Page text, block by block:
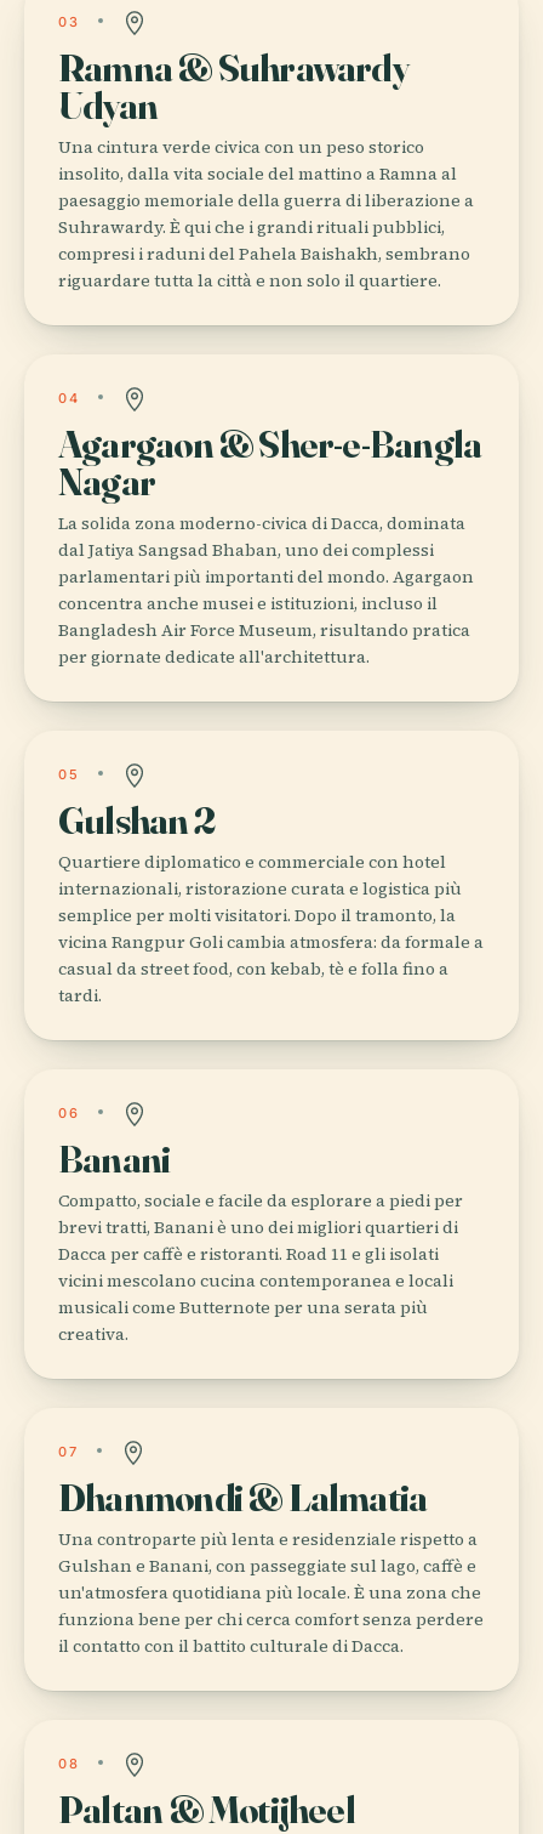
03
Ramna & Suhrawardy
Udyan
Una cintura verde civica con un peso storico
insolito, dalla vita sociale del mattino a Ramna al
paesaggio memoriale della guerra di liberazione a
Suhrawardy. È qui che i grandi rituali pubblici,
compresi i raduni del Pahela Baishakh, sembrano
riguardare tutta la città e non solo il quartiere.
04
Agargaon & Sher-e-Bangla
Nagar
La solida zona moderno-civica di Dacca, dominata
dal Jatiya Sangsad Bhaban, uno dei complessi
parlamentari più importanti del mondo. Agargaon
concentra anche musei e istituzioni, incluso il
Bangladesh Air Force Museum, risultando pratica
per giornate dedicate all'architettura.
05
Gulshan 2
Quartiere diplomatico e commerciale con hotel
internazionali, ristorazione curata e logistica più
semplice per molti visitatori. Dopo il tramonto, la
vicina Rangpur Goli cambia atmosfera: da formale a
casual da street food, con kebab, tè e folla fino a
tardi.
06
Banani
Compatto, sociale e facile da esplorare a piedi per
brevi tratti, Banani è uno dei migliori quartieri di
Dacca per caffè e ristoranti. Road 11 e gli isolati
vicini mescolano cucina contemporanea e locali
musicali come Butternote per una serata più
creativa.
07
Dhanmondi & Lalmatia
Una controparte più lenta e residenziale rispetto a
Gulshan e Banani, con passeggiate sul lago, caffè e
un'atmosfera quotidiana più locale. È una zona che
funziona bene per chi cerca comfort senza perdere
il contatto con il battito culturale di Dacca.
08
Paltan & Motijheel